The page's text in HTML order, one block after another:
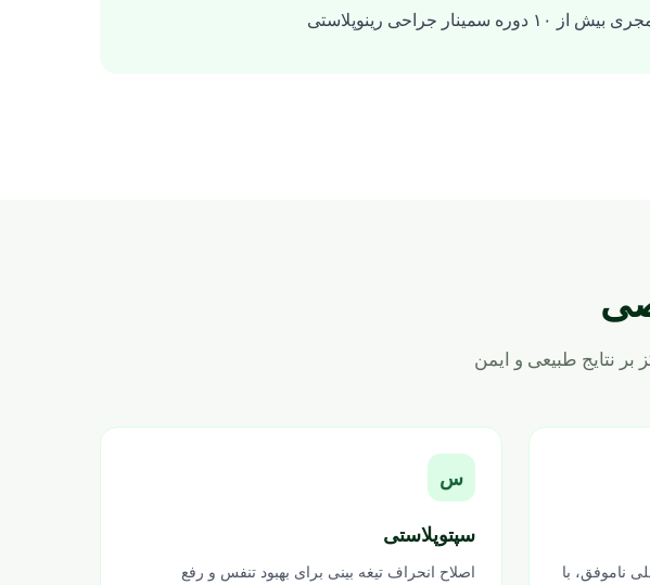
بیش از ۱۰ دوره سمینار جراحی رینوپلاستی
نتایج طبیعی و ایمن
ناموفق، با
س
سپتوپلاستی
اصلاح انحراف تیغه بینی برای بهبود تنفس و رفع